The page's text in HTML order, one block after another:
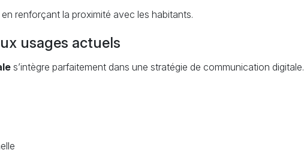
renforçant la proximité avec les habitants.
usages actuels
s’intègre parfaitement dans une stratégie de communication digitale.